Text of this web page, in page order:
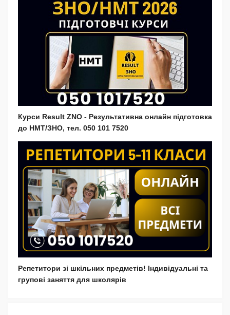
Курси Result ZNO - Результативна онлайн підготовка
до НМТ/ЗНО, тел. 050 101 7520
Репетитори зі шкільних предметів! Індивідуальні та
групові заняття для школярів